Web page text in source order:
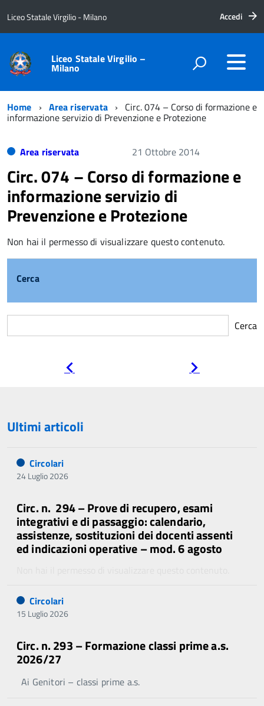
Liceo Statale Virgilio - Milano Accedi
Liceo Statale Virgilio –
Milano
Home Area riservata Circ. 074 – Corso di formazione e
informazione servizio di Prevenzione e Protezione
Area riservata 21 Ottobre 2014
Circ. 074 – Corso di formazione e
informazione servizio di
Prevenzione e Protezione
Non hai il permesso di visualizzare questo contenuto.
Cerca
Cerca
Ultimi articoli
Circolari
24 Luglio 2026
Circ. n. 294 – Prove di recupero, esami
integrativi e di passaggio: calendario,
assistenze, sostituzioni dei docenti assenti
ed indicazioni operative – mod. 6 agosto
Circolari
15 Luglio 2026
Circ. n. 293 – Formazione classi prime a.s.
2026/27
Ai Genitori – classi prime a.s.